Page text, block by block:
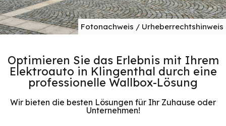
Fotonachweis / Urheberrechtshinweis
Optimieren Sie das Erlebnis mit Ihrem
Elektroauto in Klingenthal durch eine
professionelle Wallbox-Lösung
Wir bieten die besten Lösungen für Ihr Zuhause oder
Unternehmen!